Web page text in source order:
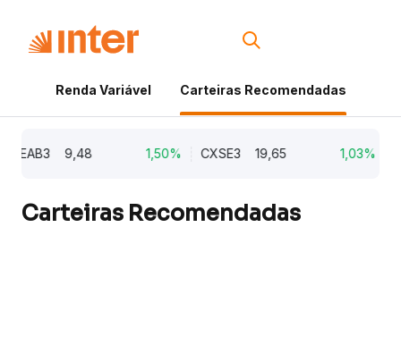
Renda Variável Carteiras Recomendadas
9,48 1,50% CXSE3 19,65 1,03%
Carteiras Recomendadas